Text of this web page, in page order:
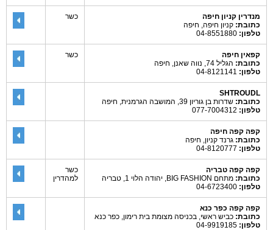
מנדרין קניון חיפה
כתובת: קניון חיפה, חיפה
טלפון:
כשר
קפאין חיפה
כתובת: הגליל 74, נווה שאנן, חיפה
טלפון:
כשר
SHTROUDL
כתובת: שדרות בן גוריון 39, המושבה הגרמנית, חיפה
טלפון:
קפה קפה חיפה
כתובת: גרנד קניון, חיפה
טלפון:
קפה קפה טבריה
כתובת: מתחם BIG FASHION, יהודה הלוי 1, טבריה
טלפון:
כשר
למהדרין
קפה קפה כפר כנא
כתובת: כביש ראשי, בכניסה מצומת בית רימון, כפר כנא
טלפון: